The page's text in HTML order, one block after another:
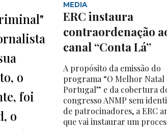
o
foi
o
MEDIA
ERC instaura
contraordenação
canal “Conta Lá”
A propósito da emissão do
programa “O Melhor Natal
Portugal” e da cobertura
congresso ANMP sem
de patrocinadores, a ERC
que vai instaurar um